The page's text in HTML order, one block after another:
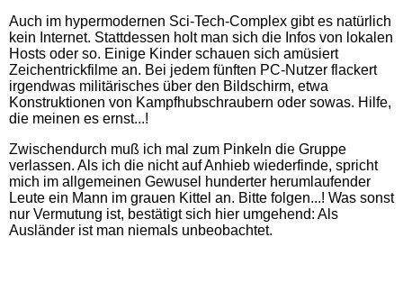
Auch im hypermodernen Sci-Tech-Complex gibt es natürlich
kein Internet. Stattdessen holt man sich die Infos von lokalen
Hosts oder so. Einige Kinder schauen sich amüsiert
Zeichentrickfilme an. Bei jedem fünften PC-Nutzer flackert
irgendwas militärisches über den Bildschirm, etwa
Konstruktionen von Kampfhubschraubern oder sowas. Hilfe,
die meinen es ernst...!
Zwischendurch muß ich mal zum Pinkeln die Gruppe
verlassen. Als ich die nicht auf Anhieb wiederfinde, spricht
mich im allgemeinen Gewusel hunderter herumlaufender
Leute ein Mann im grauen Kittel an. Bitte folgen...! Was sonst
nur Vermutung ist, bestätigt sich hier umgehend: Als
Ausländer ist man niemals unbeobachtet.